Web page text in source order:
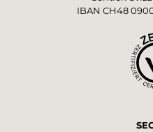
IBAN CH48